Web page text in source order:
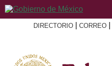
DIRECTORIO CORREO